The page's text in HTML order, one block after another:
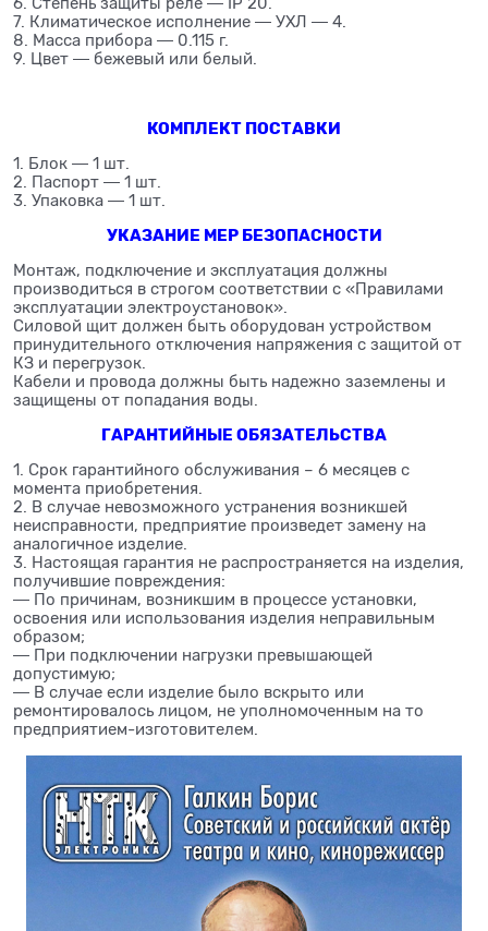
6. Степень защиты реле ― IP 20.
7. Климатическое исполнение ― УХЛ ― 4.
8. Масса прибора ― 0.115 г.
9. Цвет ― бежевый или белый.
КОМПЛЕКТ ПОСТАВКИ
1. Блок ― 1 шт.
2. Паспорт ― 1 шт.
3. Упаковка ― 1 шт.
УКАЗАНИЕ МЕР БЕЗОПАСНОСТИ
Монтаж, подключение и эксплуатация должны
производиться в строгом соответствии с «Правилами
эксплуатации электроустановок».
Силовой щит должен быть оборудован устройством
принудительного отключения напряжения с защитой от
КЗ и перегрузок.
Кабели и провода должны быть надежно заземлены и
защищены от попадания воды.
ГАРАНТИЙНЫЕ ОБЯЗАТЕЛЬСТВА
1. Срок гарантийного обслуживания – 6 месяцев с
момента приобретения.
2. В случае невозможного устранения возникшей
неисправности, предприятие произведет замену на
аналогичное изделие.
3. Настоящая гарантия не распространяется на изделия,
получившие повреждения:
― По причинам, возникшим в процессе установки,
освоения или использования изделия неправильным
образом;
― При подключении нагрузки превышающей
допустимую;
― В случае если изделие было вскрыто или
ремонтировалось лицом, не уполномоченным на то
предприятием-изготовителем.